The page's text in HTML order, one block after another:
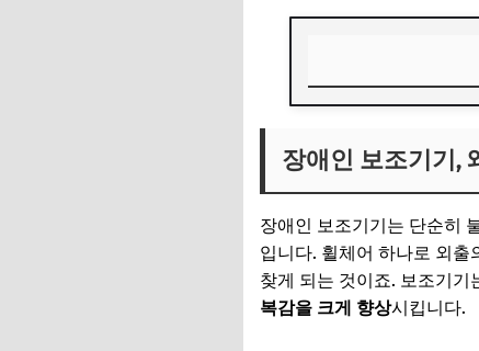
📌 지금 뜨는 꿀정
건강보험 지원, 다
1. 이동 보조기기
장애인 보조기기,
장애인 보조기기는 단순히
입니다. 휠체어 하나로 외
찾게 되는 것이죠. 보조기기
복감을 크게 향상시킵니다.